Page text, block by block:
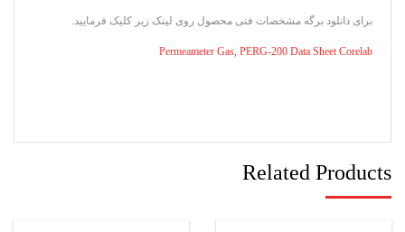
برای دانلود برگه مشخصات فنی محصول روی لینک زیر کلیک فرمایید.
Permeameter Gas, PERG-200 Data Sheet Corelab
Related Products